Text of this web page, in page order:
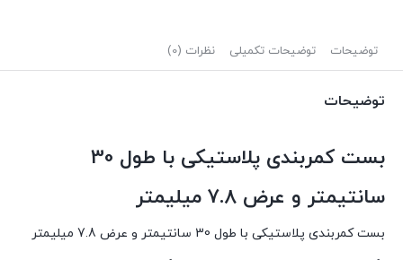
توضیحات توضیحات تکمیلی نظرات (0)
توضیحات
بست کمربندی پلاستیکی با طول 30
سانتیمتر و عرض 7.8 میلیمتر
بست کمربندی پلاستیکی با طول 30 سانتیمتر و عرض 7.8 میلیمتر